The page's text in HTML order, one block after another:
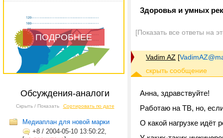
ПОДРОБНЕЕ
Обсуждения-аналоги
Скрыть / Показать Сортировать по дате
Медиаплан для новой марки
+8 / 2004-05-10 13:50:22,
Здоровья и умных
[Показать все ответы на
Vadim AZ [
Анна, здравствуйте!
Работаю на ТВ, но,
О какой нагрузке идёт